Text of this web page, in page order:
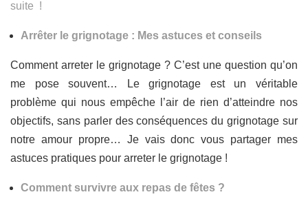
suite !
Arrêter le grignotage : Mes astuces et conseils
Comment arreter le grignotage ? C’est une question qu’on
me pose souvent… Le grignotage est un véritable
problème qui nous empêche l’air de rien d’atteindre nos
objectifs, sans parler des conséquences du grignotage sur
notre amour propre… Je vais donc vous partager mes
astuces pratiques pour arreter le grignotage !
Comment survivre aux repas de fêtes ?